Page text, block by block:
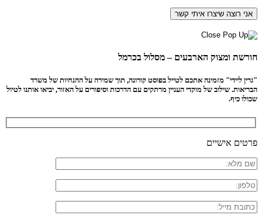
חורשת ומצוק הארבעים – מסלול בכרמל
"גרין ליידי" מזמינה אתכם לטייל בפוסט קורונה, תוך שמירה על ההנחיות של משרד
הבריאות. שילוב של מוקדי העניין מרתקים עם הדרכות וסיפורים על האזור, יביאו אותנו לטיול
שכולו כיף.
פרטים אישיים